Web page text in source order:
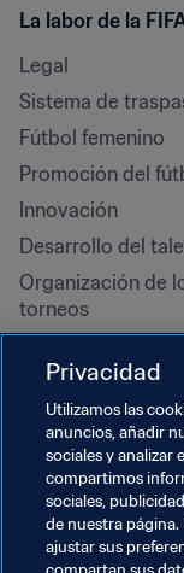
La labor de la
Legal
Sistema de
Fútbol femenino
Promoción del
Innovación
Desarrollo del
Organización de
torneos
Derechos
contra la
Salud y atención
Iniciativas
Privacidad
Utilizamos las
anuncios, añadir
sociales y analizar
compartimos
sociales,
de nuestra página.
ajustar sus